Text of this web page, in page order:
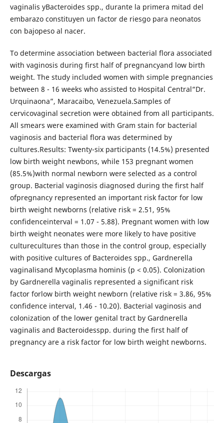
vaginalis yBacteroides spp., durante la primera mitad del
embarazo constituyen un factor de riesgo para neonatos
con bajopeso al nacer.
To determine association between bacterial flora associated
with vaginosis during first half of pregnancyand low birth
weight. The study included women with simple pregnancies
between 8 - 16 weeks who assisted to Hospital Central“Dr.
Urquinaona”, Maracaibo, Venezuela.Samples of
cervicovaginal secretion were obtained from all participants.
All smears were examined with Gram stain for bacterial
vaginosis and bacterial flora was determined by
cultures.Results: Twenty-six participants (14.5%) presented
low birth weight newbons, while 153 pregnant women
(85.5%)with normal newborn were selected as a control
group. Bacterial vaginosis diagnosed during the first half
ofpregnancy represented an important risk factor for low
birth weight newborns (relative risk = 2.51, 95%
confidenceinterval = 1.07 - 5.88). Pregnant women with low
birth weight neonates were more likely to have positive
culturecultures than those in the control group, especially
with positive cultures of Bacteroides spp., Gardnerella
vaginalisand Mycoplasma hominis (p < 0.05). Colonization
by Gardnerella vaginalis represented a significant risk
factor forlow birth weight newborn (relative risk = 3.86, 95%
confidence interval, 1.46 - 10.20). Bacterial vaginosis and
colonization of the lower genital tract by Gardnerella
vaginalis and Bacteroidesspp. during the first half of
pregnancy are a risk factor for low birth weight newborns.
Descargas